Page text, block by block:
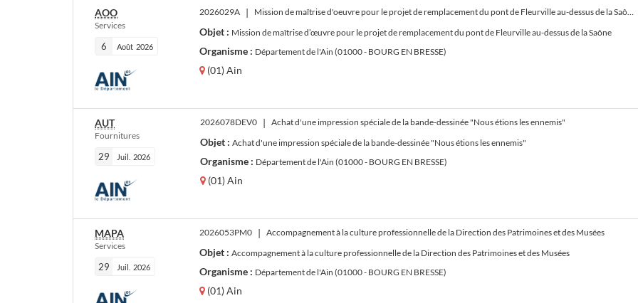
AOO
Services
6 Août 2026
2026029A | Mission de maîtrise d'oeuvre pour le projet de remplacement du pont de Fleurville au-dessus de la Saône
Objet : Mission de maîtrise d’œuvre pour le projet de remplacement du pont de Fleurville au-dessus de la Saône
Organisme : Département de l'Ain (01000 - BOURG EN BRESSE)
(01) Ain
AUT
Fournitures
29 Juil. 2026
2026078DEV0 | Achat d'une impression spéciale de la bande-dessinée "Nous étions les ennemis"
Objet : Achat d'une impression spéciale de la bande-dessinée "Nous étions les ennemis"
Organisme : Département de l'Ain (01000 - BOURG EN BRESSE)
(01) Ain
MAPA
Services
29 Juil. 2026
2026053PM0 | Accompagnement à la culture professionnelle de la Direction des Patrimoines et des Musées
Objet : Accompagnement à la culture professionnelle de la Direction des Patrimoines et des Musées
Organisme : Département de l'Ain (01000 - BOURG EN BRESSE)
(01) Ain